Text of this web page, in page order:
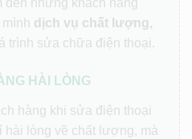
đến những khách hàng
dịch vụ chất lượng,
trình sửa chữa điện thoại.
HÀI LÒNG
hàng khi sửa điện thoại
hài lòng về chất lượng, mà